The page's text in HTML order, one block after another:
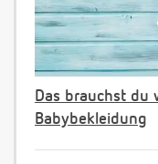
Das brauchst du
Babybekleidung